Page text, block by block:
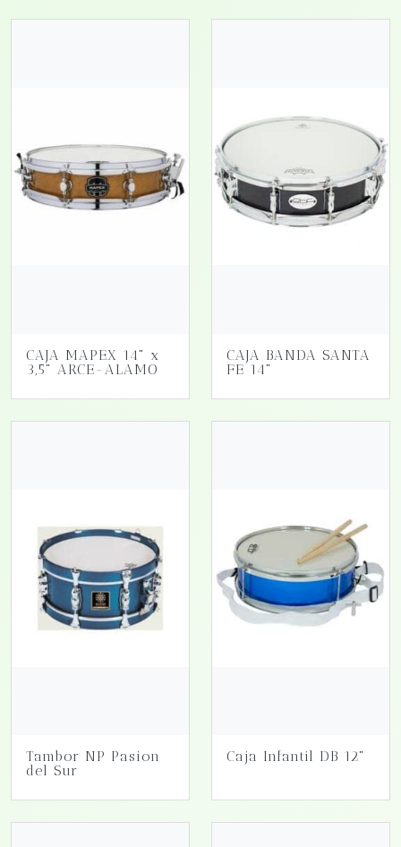
CAJA MAPEX 14" x
3,5" ARCE-ALAMO
CAJA BANDA SANTA
FE 14"
Tambor NP Pasion
del Sur
Caja Infantil DB 12"